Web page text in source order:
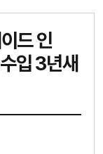
드 인
입 3년새